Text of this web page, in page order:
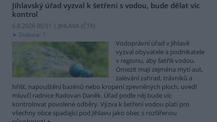
Jihlavský úřad vyzval k šetření s vodou, bude dělat víc
kontrol
6.8.2026 00:51 | JIHLAVA (ČTK)
Diskuse: 1
Vodoprávní úřad v Jihlavě
vyzval obyvatele a podnikatele
v regionu, aby šetřili vodou.
Omezit mají zejména mytí aut,
zalévání zahrad, trávníků a
hřišť, napouštění bazénů nebo kropení zpevněných ploch, uvedl
mluvčí radnice Radovan Daněk. Úřad podle něj bude víc
kontrolovat povolené odběry. Výzva k šetření vodou platí pro
všechny obce spadající pod Jihlavu jako obec s rozšířenou